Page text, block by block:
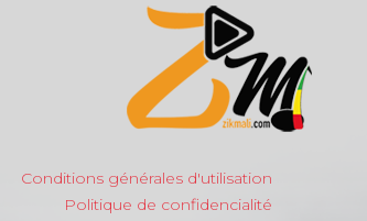
Conditions générales d'utilisation
Politique de confidencialité